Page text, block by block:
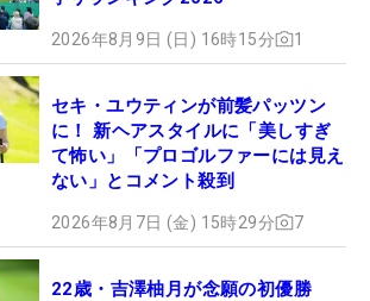
2026年8月9日 (日) 16時15分 1
セキ・ユウティンが前髪パッツン
に！ 新ヘアスタイルに「美しすぎ
て怖い」「プロゴルファーには見え
ない」とコメント殺到
2026年8月7日 (金) 15時29分 7
22歳・吉澤柚月が念願の初優勝